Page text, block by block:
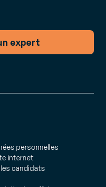
expert
personnelles
internet
candidats